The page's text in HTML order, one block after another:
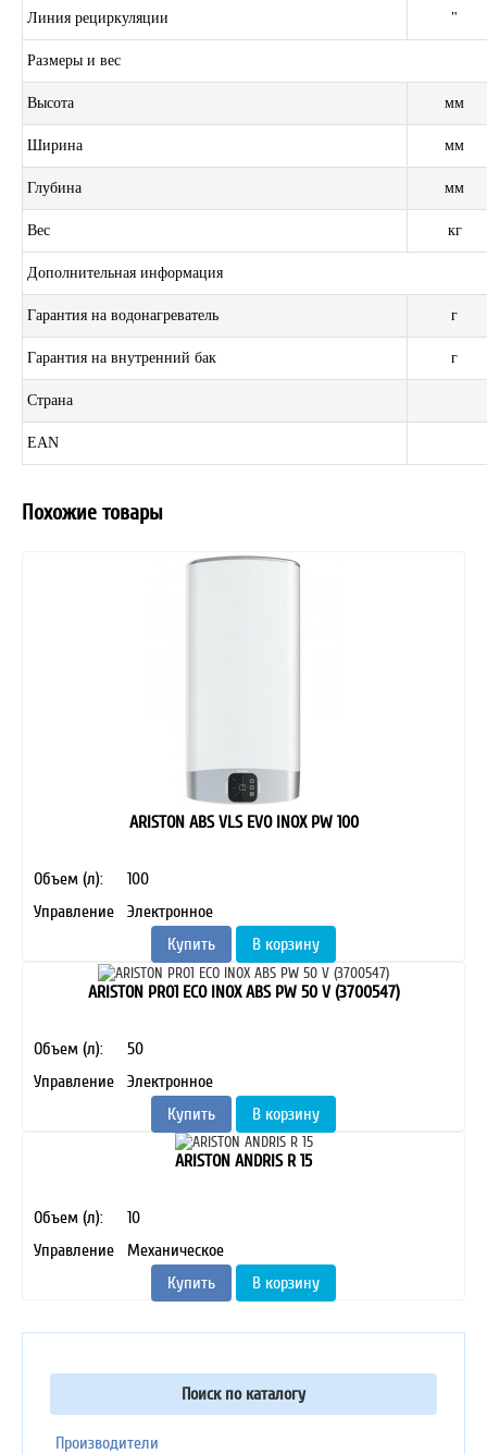
Линия рециркуляции "
Размеры и вес
Высота мм
Ширина мм
Глубина мм
Вес кг
Дополнительная информация
Гарантия на водонагреватель г
Гарантия на внутренний бак г
Страна
EAN
Похожие товары
ARISTON ABS VLS EVO INOX PW 100
Объем (л):
100
Управление
Электронное
Купить
В корзину
ARISTON PRO1 ECO INOX ABS PW 50 V (3700547)
Объем (л):
50
Управление
Электронное
Купить
В корзину
ARISTON ANDRIS R 15
Объем (л):
10
Управление
Механическое
Купить
В корзину
Поиск по каталогу
Производители